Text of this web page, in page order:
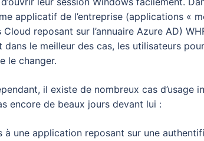
applicatif de l’entreprise (applications «
reposant sur l’annuaire Azure AD)
dans le meilleur des cas, les utilisateurs
le changer.
il existe de nombreux cas d’usage
encore de beaux jours devant lui :
à une application reposant sur une